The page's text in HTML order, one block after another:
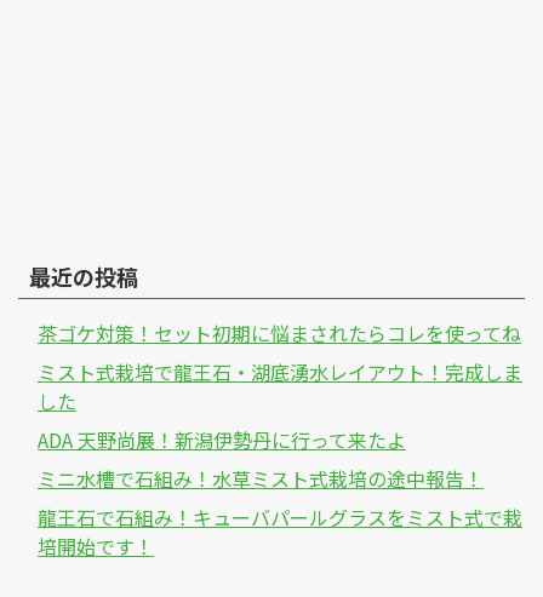
最近の投稿
茶ゴケ対策！セット初期に悩まされたらコレを使ってね
ミスト式栽培で龍王石・湖底湧水レイアウト！完成しま
した
ADA 天野尚展！新潟伊勢丹に行って来たよ
ミニ水槽で石組み！水草ミスト式栽培の途中報告！
龍王石で石組み！キューバパールグラスをミスト式で栽
培開始です！